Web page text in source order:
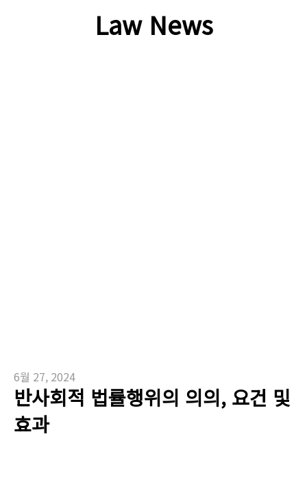
Law News
6월 27, 2024
반사회적 법률행위의 의의, 요건 및
효과